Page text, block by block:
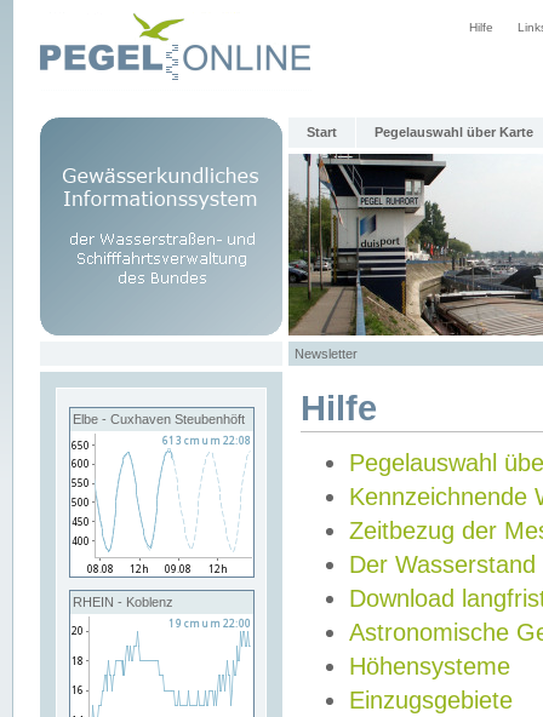
Hilfe
Start Pegelauswahl über Karte
Newsletter
Elbe - Cuxhaven Steubenhöft
RHEIN - Koblenz
Hilfe
Pegelauswahl
Kennzeichnende
Zeitbezug der
Der Wasserstand
Download
Astronomische
Höhensysteme
Einzugsgebiete